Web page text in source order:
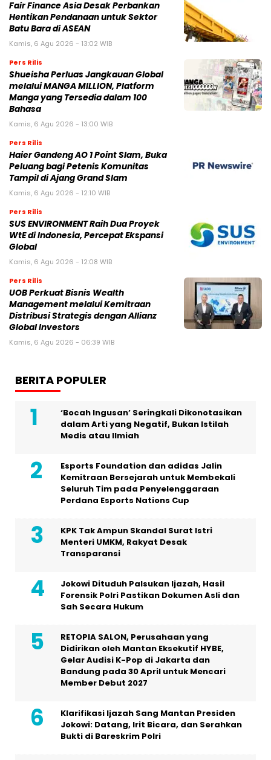
Fair Finance Asia Desak Perbankan
Hentikan Pendanaan untuk Sektor
Batu Bara di ASEAN
Kamis, 6 Agu 2026 - 13:02 WIB
Pers Rilis
Shueisha Perluas Jangkauan Global
melalui MANGA MILLION, Platform
Manga yang Tersedia dalam 100
Bahasa
Kamis, 6 Agu 2026 - 13:00 WIB
Pers Rilis
Haier Gandeng AO 1 Point Slam, Buka
Peluang bagi Petenis Komunitas
Tampil di Ajang Grand Slam
Kamis, 6 Agu 2026 - 12:10 WIB
Pers Rilis
SUS ENVIRONMENT Raih Dua Proyek
WtE di Indonesia, Percepat Ekspansi
Global
Kamis, 6 Agu 2026 - 12:08 WIB
Pers Rilis
UOB Perkuat Bisnis Wealth
Management melalui Kemitraan
Distribusi Strategis dengan Allianz
Global Investors
Kamis, 6 Agu 2026 - 06:39 WIB
BERITA POPULER
‘Bocah Ingusan’ Seringkali Dikonotasikan
dalam Arti yang Negatif, Bukan Istilah
Medis atau Ilmiah
Esports Foundation dan adidas Jalin
Kemitraan Bersejarah untuk Membekali
Seluruh Tim pada Penyelenggaraan
Perdana Esports Nations Cup
KPK Tak Ampun Skandal Surat Istri
Menteri UMKM, Rakyat Desak
Transparansi
Jokowi Dituduh Palsukan Ijazah, Hasil
Forensik Polri Pastikan Dokumen Asli dan
Sah Secara Hukum
RETOPIA SALON, Perusahaan yang
Didirikan oleh Mantan Eksekutif HYBE,
Gelar Audisi K-Pop di Jakarta dan
Bandung pada 30 April untuk Mencari
Member Debut 2027
Klarifikasi Ijazah Sang Mantan Presiden
Jokowi: Datang, Irit Bicara, dan Serahkan
Bukti di Bareskrim Polri